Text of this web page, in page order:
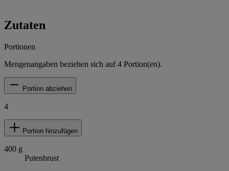
Zutaten
Portionen
Mengenangaben beziehen sich auf4 Portion(en).
Portion abziehen
4
Portion hinzufügen
400 g
Putenbrust